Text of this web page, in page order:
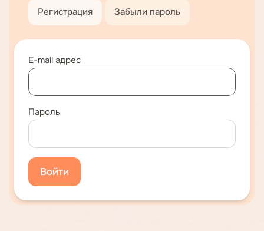
Регистрация Забыли пароль
E-mail адрес
Пароль